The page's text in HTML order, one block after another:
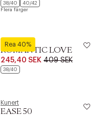
38/40
40/42
Flera färger
Rea 40%
Kunert
ROMANTIC LOVE
245,40 SEK 409 SEK
38/40
Kunert
EASE 50